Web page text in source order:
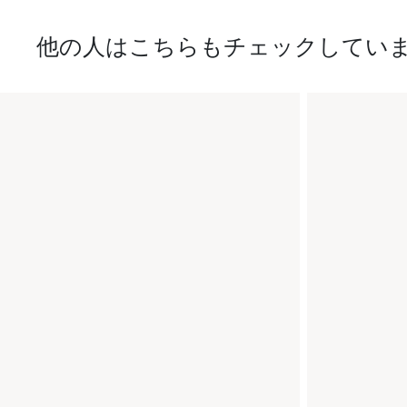
他の人はこちらもチェックしてい